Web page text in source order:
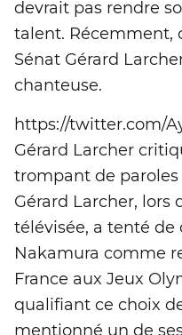
devrait pas rendre
talent. Récemment,
Sénat Gérard
chanteuse.
https://twitter.com/
Gérard Larcher
trompant de paroles
Gérard Larcher, lors
télévisée, a tenté de
Nakamura comme
France aux Jeux
qualifiant ce choix
mentionné un de